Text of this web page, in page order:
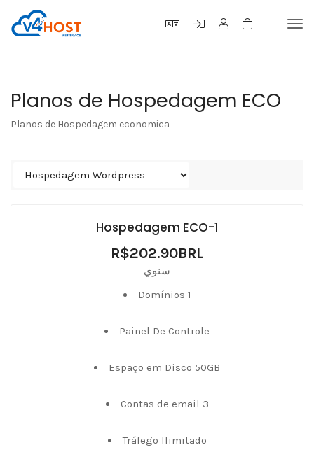
Planos de Hospedagem ECO
Planos de Hospedagem economica
Hospedagem ECO-1
R$202.90BRL
سنوي
Domínios 1
Painel De Controle
Espaço em Disco 50GB
Contas de email 3
Tráfego Ilimitado